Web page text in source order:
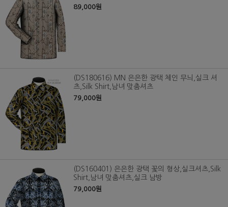
89,000원
(DS180616) MN 은은한 광택 체인 무늬,실크 셔
츠,Silk Shirt,남녀 맞춤셔츠
79,000원
(DS160401) 은은한 광택 꽃의 형상,실크셔츠,Silk
Shirt,남녀 맞춤셔츠,실크 남방
79,000원